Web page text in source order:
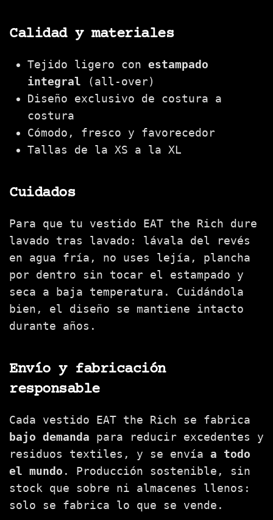
Calidad y materiales
Tejido ligero con estampado
integral (all-over)
Diseño exclusivo de costura a
costura
Cómodo, fresco y favorecedor
Tallas de la XS a la XL
Cuidados
Para que tu vestido EAT the Rich dure
lavado tras lavado: lávala del revés
en agua fría, no uses lejía, plancha
por dentro sin tocar el estampado y
seca a baja temperatura. Cuidándola
bien, el diseño se mantiene intacto
durante años.
Envío y fabricación
responsable
Cada vestido EAT the Rich se fabrica
bajo demanda para reducir excedentes y
residuos textiles, y se envía a todo
el mundo . Producción sostenible, sin
stock que sobre ni almacenes llenos:
solo se fabrica lo que se vende.